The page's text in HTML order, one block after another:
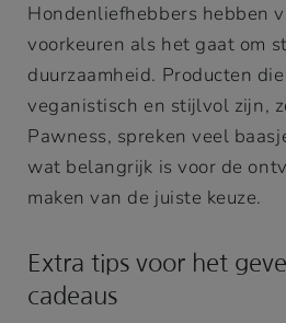
Hondenliefhebbers hebben
voorkeuren als het gaat om
duurzaamheid. Producten
veganistisch en stijlvol zijn,
Pawness, spreken veel
wat belangrijk is voor de
maken van de juiste keuze.
Extra tips voor het
cadeaus